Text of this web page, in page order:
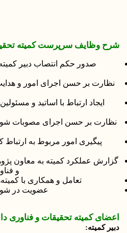
شرح وظایف سرپرست کمیته
صدور حکم انتصاب دبیر
نظارت بر حسن اجرای امور و
ایجاد ارتباط با اساتید و
نظارت بر حسن اجرای مصوبات
پیگیری امور مربوط به ارتباط
گزارش عملکرد کمیته به معاون
و
تعامل و همکاری با
عضویت در
اعضایکمیته تحقیقات و فناوری
دبیر کمیته: